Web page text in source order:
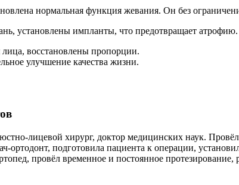
нормальная функция жевания. Он без
установлены импланты, что предотвращает атрофию.
восстановлены пропорции.
улучшение качества жизни.
лицевой хирург, доктор медицинских наук.
ортодонт, подготовила пациента к операции,
провёл временное и постоянное